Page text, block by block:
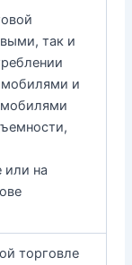
так и
и
или на
торговле